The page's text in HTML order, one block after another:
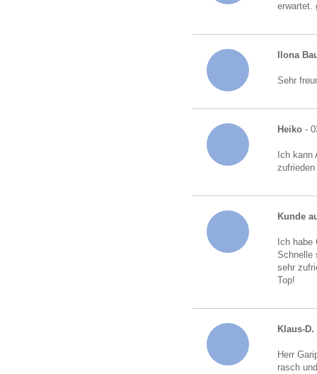
erwartet.
Ilona
Sehr
Heiko -
Ich
Kunde
Ich
Schnelle
sehr
Top!
Klaus-D.
Herr
rasch